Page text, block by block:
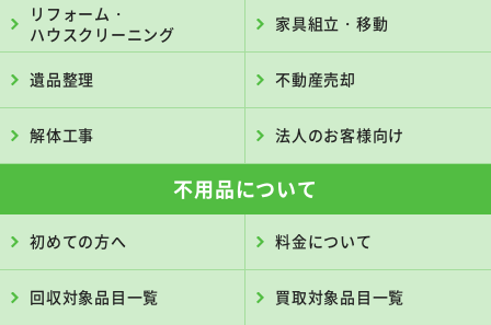
リフォーム・
ハウスクリーニング
家具組立・移動
遺品整理 不動産売却
解体工事 法人のお客様向け
不用品について
初めての方へ 料金について
回収対象品目一覧 買取対象品目一覧